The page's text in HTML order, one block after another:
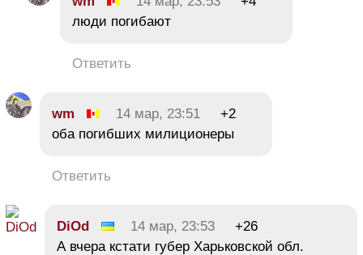
люди погибают
Ответить
wm 14 мар, 23:51
+2
оба погибших милиционеры
Ответить
DiOd 14 мар, 23:53
+26
А вчера кстати губер Харьковской обл.